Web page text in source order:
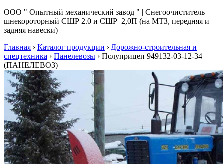
ООО " Опытный механический завод " | Снегоочиститель
шнекороторный СШР 2.0 и СШР–2,0П (на МТЗ, передняя и
задняя навески)
Главная › Каталог продукции › Дорожно-строительная и
спецтехника › Панелевозы › Полуприцеп 949132-03-12-34
(ПАНЕЛЕВОЗ)